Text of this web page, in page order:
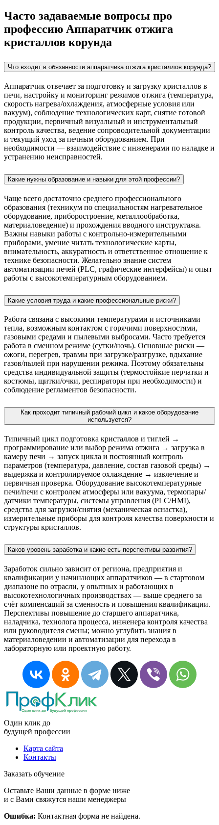
Часто задаваемые вопросы про
профессию Аппаратчик отжига
кристаллов корунда
Что входит в обязанности аппаратчика отжига кристаллов корунда?
Аппаратчик отвечает за подготовку и загрузку кристаллов в
печи, настройку и мониторинг режимов отжига (температура,
скорость нагрева/охлаждения, атмосферные условия или
вакуум), соблюдение технологических карт, снятие готовой
продукции, первичный визуальный и инструментальный
контроль качества, ведение сопроводительной документации
и текущий уход за печным оборудованием. При
необходимости — взаимодействие с инженерами по наладке и
устранению неисправностей.
Какие нужны образование и навыки для этой профессии?
Чаще всего достаточно среднего профессионального
образования (техникум по специальностям нагревательное
оборудование, приборостроение, металлообработка,
материаловедение) и прохождения вводного инструктажа.
Важны навыки работы с контрольно-измерительными
приборами, умение читать технологические карты,
внимательность, аккуратность и ответственное отношение к
технике безопасности. Желательно знание систем
автоматизации печей (PLC, графические интерфейсы) и опыт
работы с высокотемпературным оборудованием.
Какие условия труда и какие профессиональные риски?
Работа связана с высокими температурами и источниками
тепла, возможным контактом с горячими поверхностями,
газовыми средами и пылевыми выбросами. Часто требуется
работа в сменном режиме (сутки/ночь). Основные риски —
ожоги, перегрев, травмы при загрузке/разгрузке, вдыхание
газов/пылей при нарушении режима. Поэтому обязательны
средства индивидуальной защиты (термостойкие перчатки и
костюмы, щитки/очки, респираторы при необходимости) и
соблюдение регламентов безопасности.
Как проходит типичный рабочий цикл и какое оборудование
используется?
Типичный цикл подготовка кристаллов и тиглей →
программирование или выбор режима отжига → загрузка в
камеру печи → запуск цикла и постоянный контроль
параметров (температура, давление, состав газовой среды) →
выдержка и контролируемое охлаждение → извлечение и
первичная проверка. Оборудование высокотемпературные
печи/печи с контролем атмосферы или вакуума, термопары/
датчики температуры, системы управления (PLC/HMI),
средства для загрузки/снятия (механическая оснастка),
измерительные приборы для контроля качества поверхности и
структуры кристаллов.
Каков уровень заработка и какие есть перспективы развития?
Заработок сильно зависит от региона, предприятия и
квалификации у начинающих аппаратчиков — в стартовом
диапазоне по отрасли, у опытных и работающих в
высокотехнологичных производствах — выше среднего за
счёт компенсаций за сменность и повышения квалификации.
Перспективы повышение до старшего аппаратчика,
наладчика, технолога процесса, инженера контроля качества
или руководителя смены; можно углубить знания в
материаловедении и автоматизации для перехода в
лабораторную или проектную работу.
Один клик до
будущей профессии
Карта сайта
Контакты
Заказать обучение
Оставьте Ваши данные в форме ниже
и с Вами свяжутся наши менеджеры
Ошибка: Контактная форма не найдена.